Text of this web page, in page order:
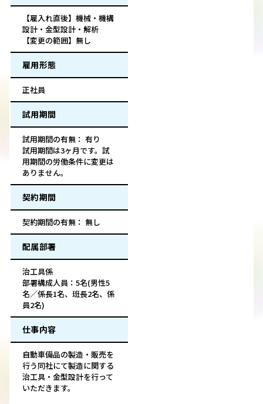
【雇入れ直後】機械・機構
設計・金型設計・解析
【変更の範囲】無し
雇用形態
正社員
試用期間
試用期間の有無： 有り
試用期間は3ヶ月です。試
用期間の労働条件に変更は
ありません。
契約期間
契約期間の有無： 無し
配属部署
治工具係
部署構成人員：5名(男性5
名／係長1名、班長2名、係
員2名)
仕事内容
自動車備品の製造・販売を
行う同社にて製造に関する
治工具・金型設計を行って
いただきます。